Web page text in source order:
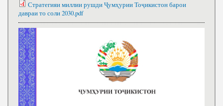
Стратегияи миллии рушди Ҷумҳурии Тоҷикистон барои
давраи то соли 2030.pdf